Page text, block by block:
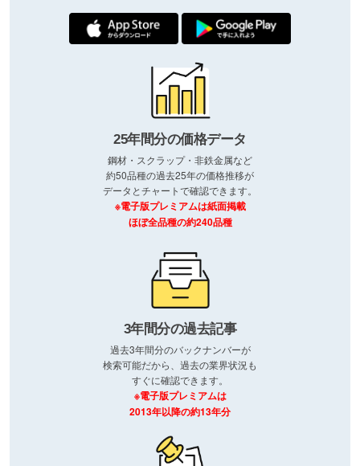
25年間分の価格データ
鋼材・スクラップ・非鉄金属など
約50品種の過去25年の価格推移が
データとチャートで確認できます。
※電子版プレミアムは紙面掲載
ほぼ全品種の約240品種
3年間分の過去記事
過去3年間分のバックナンバーが
検索可能だから、過去の業界状況も
すぐに確認できます。
※電子版プレミアムは
2013年以降の約13年分